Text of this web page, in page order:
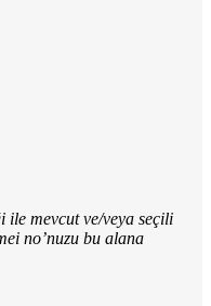
ile mevcut ve/veya seçili
no’nuzu bu alana